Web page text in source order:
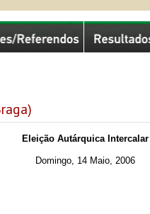
Eleição Autárquica Intercalar
Domingo, 14 Maio, 2006